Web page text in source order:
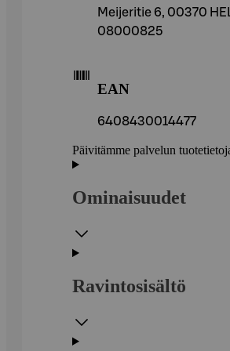
Meijeritie 6, 00370
08000825
EAN
6408430014477
Päivitämme palvelun
Ominaisuudet
Ravintosisältö